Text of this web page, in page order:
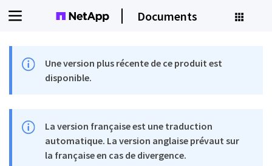
Documents
Une version plus récente de ce produit est
disponible.
La version française est une traduction
automatique. La version anglaise prévaut sur
la française en cas de divergence.